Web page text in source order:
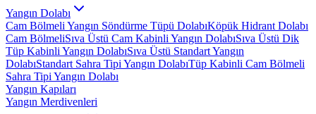
Yangın Dolabı
Cam Bölmeli Yangın Söndürme Tüpü DolabıKöpük Hidrant Dolabı
Cam BölmeliSıva Üstü Cam Kabinli Yangın DolabıSıva Üstü Dik
Tüp Kabinli Yangın DolabıSıva Üstü Standart Yangın
DolabıStandart Sahra Tipi Yangın DolabıTüp Kabinli Cam Bölmeli
Sahra Tipi Yangın Dolabı
Yangın Kapıları
Yangın Merdivenleri